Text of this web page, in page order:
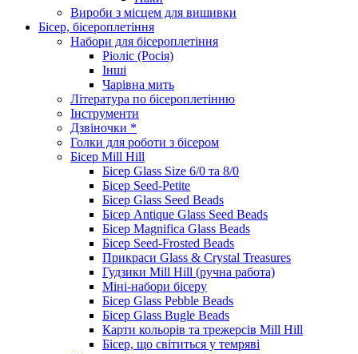
Вироби з місцем для вишивки
Бісер, бісероплетіння
Набори для бісероплетіння
Ріоліс (Росія)
Інші
Чарівна мить
Література по бісероплетінню
Інструменти
Дзвіночки *
Голки для роботи з бісером
Бісер Mill Hill
Бісер Glass Size 6/0 та 8/0
Бісер Seed-Petite
Бісер Glass Seed Beads
Бісер Antique Glass Seed Beads
Бісер Magnifica Glass Beads
Бісер Seed-Frosted Beads
Прикраси Glass & Crystal Treasures
Гудзики Mill Hill (ручна работа)
Міні-набори бісеру
Бісер Glass Pebble Beads
Бісер Glass Bugle Beads
Карти кольорів та трежерсів Mill Hill
Бісер, що світиться у темряві